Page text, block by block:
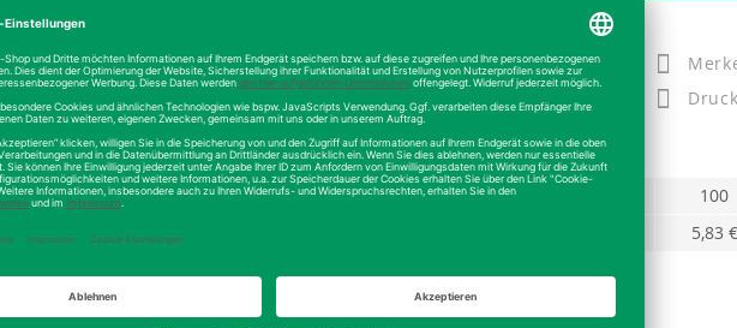
Stückzahl:
100
5,83 €